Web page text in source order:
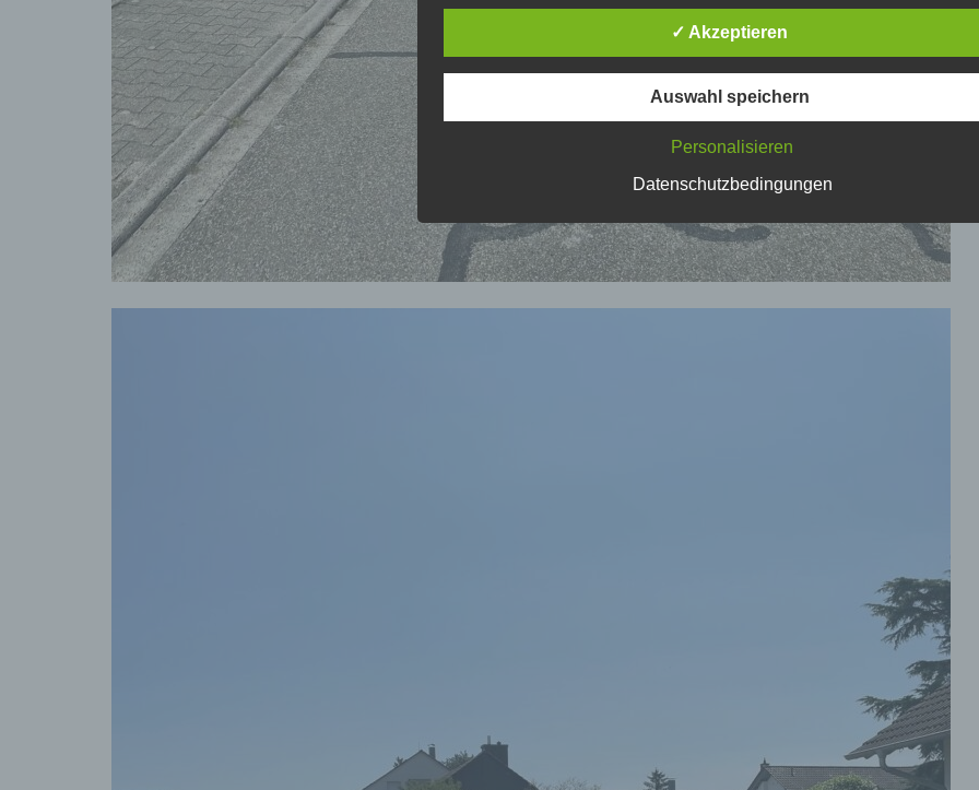
Person, deren personenbezogene Daten von dem für die
Verantwortlichen verarbeitet werden.
ausgeführte Vorgang oder jede solche Vorgangsreihe im
Erfassen, die Organisation, das Ordnen, die Speicherung, die
Anpassung oder Veränderung, das Auslesen, das Abfragen, die
Verwendung, die Offenlegung durch Übermittlung, Verbreitung oder
Profiling ist jede Art der automatisierten Verarbeitung
personenbezogener Daten, die darin besteht, dass diese
personenbezogenen Daten verwendet werden, um bestimmte
persönliche Aspekte, die sich auf eine natürliche Person
bewerten, insbesondere, um Aspekte bezüglich Arbeitsleistung,
wirtschaftlicher Lage, Gesundheit, persönlicher Vorlieben,
Zuverlässigkeit, Verhalten, Aufenthaltsort oder Ortswechsel dieser
natürlichen Person zu analysieren oder vorherzusagen.
✓ Akzeptieren
Auswahl speichern
Personalisieren
Datenschutzbedingungen